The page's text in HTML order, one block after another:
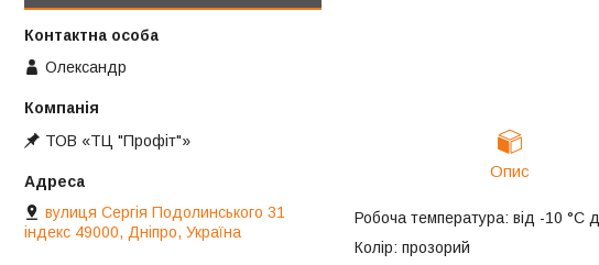
Опис
Робоча температура: від -10 °C
Колір: прозорий
Олександр
ТОВ «ТЦ "Профіт"»
вулиця Сергія Подолинського 31
індекс 49000, Дніпро, Україна